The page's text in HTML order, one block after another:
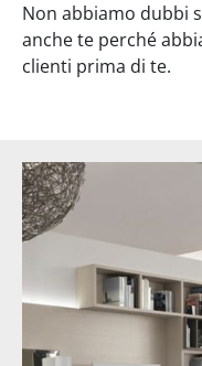
Non abbiamo dubbi
anche te perché
clienti prima di te.